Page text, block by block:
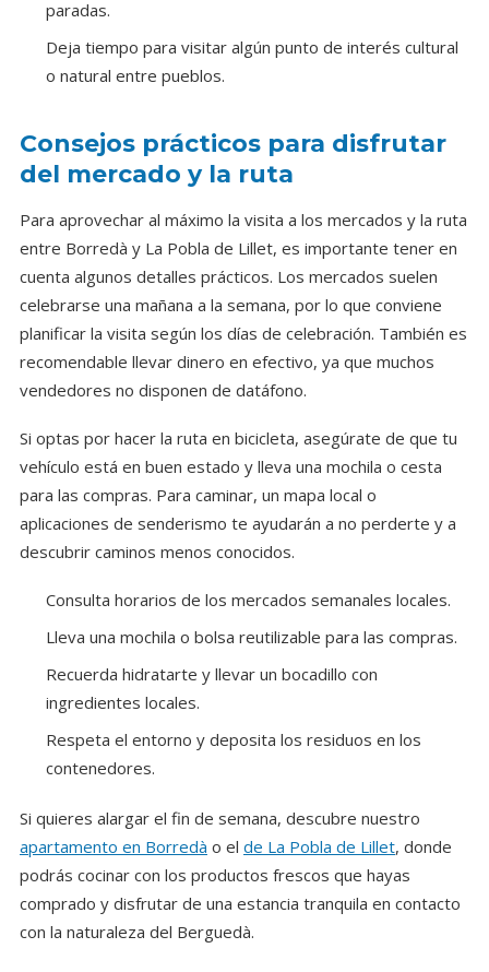
paradas.
Deja tiempo para visitar algún punto de interés cultural
o natural entre pueblos.
Consejos prácticos para disfrutar
del mercado y la ruta
Para aprovechar al máximo la visita a los mercados y la ruta
entre Borredà y La Pobla de Lillet, es importante tener en
cuenta algunos detalles prácticos. Los mercados suelen
celebrarse una mañana a la semana, por lo que conviene
planificar la visita según los días de celebración. También es
recomendable llevar dinero en efectivo, ya que muchos
vendedores no disponen de datáfono.
Si optas por hacer la ruta en bicicleta, asegúrate de que tu
vehículo está en buen estado y lleva una mochila o cesta
para las compras. Para caminar, un mapa local o
aplicaciones de senderismo te ayudarán a no perderte y a
descubrir caminos menos conocidos.
Consulta horarios de los mercados semanales locales.
Lleva una mochila o bolsa reutilizable para las compras.
Recuerda hidratarte y llevar un bocadillo con
ingredientes locales.
Respeta el entorno y deposita los residuos en los
contenedores.
Si quieres alargar el fin de semana, descubre nuestro
apartamento en Borredà o el de La Pobla de Lillet, donde
podrás cocinar con los productos frescos que hayas
comprado y disfrutar de una estancia tranquila en contacto
con la naturaleza del Berguedà.